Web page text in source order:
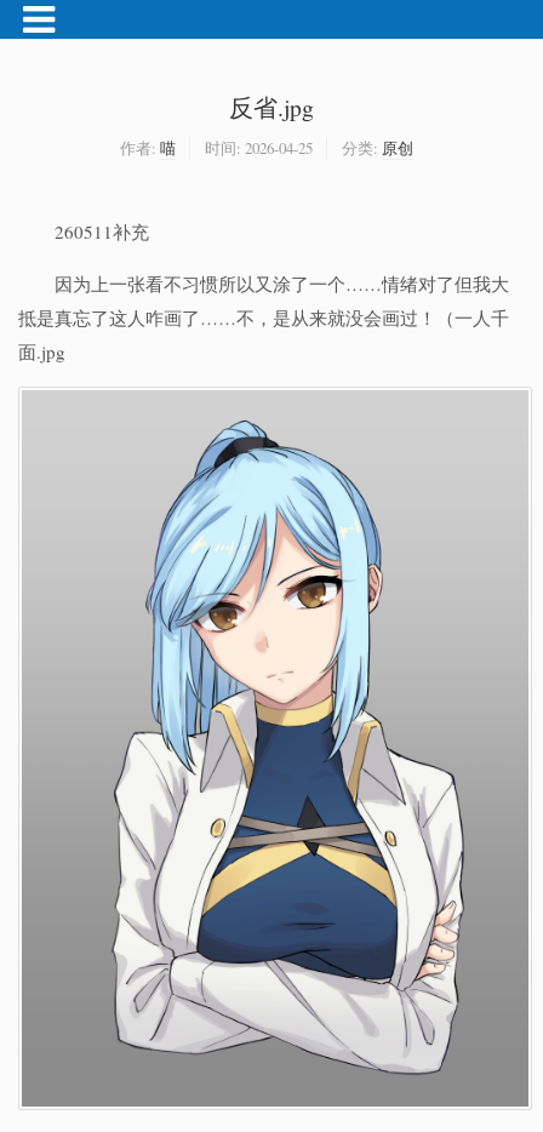
反省.jpg
作者: 喵 时间: 2026-04-25 分类: 原创
260511补充
因为上一张看不习惯所以又涂了一个……情绪对了但我大
抵是真忘了这人咋画了……不，是从来就没会画过！（一人千
面.jpg